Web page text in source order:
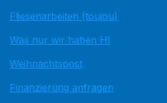
Fliesenarbeiten (toujou)
Was nur wir haben HI
Weihnachtspost
Finanzierung anfragen